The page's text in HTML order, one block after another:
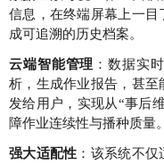
信息，在终端屏幕上一
成可追溯的历史档案。
云端智能管理 ：数据实
析，生成作业报告，甚
发给用户，实现从“事后
障作业连续性与播种质量。
强大适配性 ：该系统不